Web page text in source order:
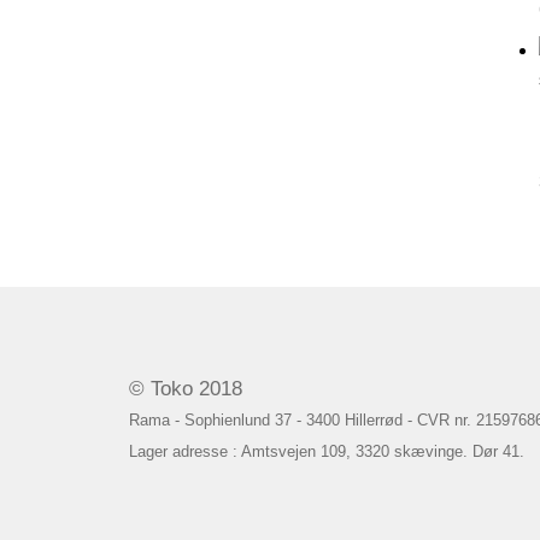
© Toko 2018
Rama - Sophienlund 37 - 3400 Hillerrød - CVR nr.
Lager adresse : Amtsvejen 109, 3320 skævinge. Dør 41.